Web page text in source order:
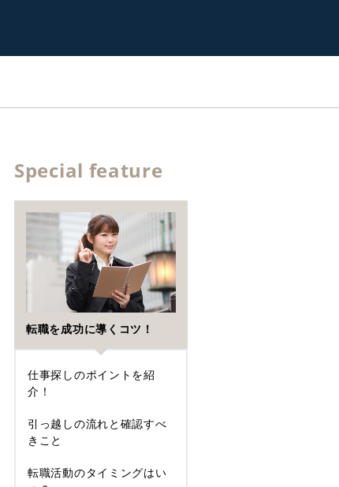
Special feature
転職を成功に導くコツ！
仕事探しのポイントを紹
介！
引っ越しの流れと確認すべ
きこと
転職活動のタイミングはい